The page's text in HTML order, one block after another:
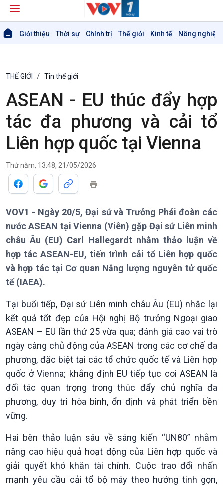
Giới thiệu Thời sự Chính trị Thế giới Kinh tế Nông nghiệp
Giới thiệu
Thời sự
Thời sự 6h
Thời sự 12h
Thời sự 18h
Thời sự 21h30
Bản tin
Chuyên mục
Theo dòng Thời sự
THẾ GIỚI Tin thế giới
ASEAN - EU thúc đẩy hợp
tác đa phương và cải tổ
Liên hợp quốc tại Vienna
Thứ năm, 13:48, 21/05/2026
VOV1 - Ngày 20/5, Đại sứ và Trưởng Phái đoàn các
nước ASEAN tại Vienna (Viên) gặp Đại sứ Liên minh
châu Âu (EU) Carl Hallegardt nhằm thảo luận về
hợp tác ASEAN-EU, tiến trình cải tổ Liên hợp quốc
và hợp tác tại Cơ quan Năng lượng nguyên tử quốc
tế (IAEA).
Tại buổi tiếp, Đại sứ Liên minh châu Âu (EU) nhắc lại
kết quả tốt đẹp của Hội nghị Bộ trưởng Ngoại giao
ASEAN – EU lần thứ 25 vừa qua; đánh giá cao vai trò
ngày càng chủ động của ASEAN trong các cơ chế đa
phương, đặc biệt tại các tổ chức quốc tế và Liên hợp
quốc ở Vienna; khẳng định EU tiếp tục coi ASEAN là
đối tác quan trọng trong thúc đẩy chủ nghĩa đa
phương, duy trì hòa bình, ổn định và phát triển bền
vững.
Hai bên thảo luận sâu về sáng kiến “UN80” nhằm
nâng cao hiệu quả hoạt động của Liên hợp quốc và
giải quyết khó khăn tài chính. Cuộc trao đổi nhấn
mạnh yêu cầu cải tổ bộ máy theo hướng tinh gọn,